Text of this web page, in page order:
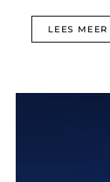
LEES MEER